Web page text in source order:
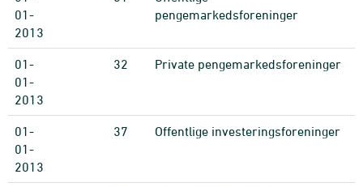
01-
2013
pengemarkedsforeninger
01-
01-
2013
32 Private pengemarkedsforeninger
01-
01-
2013
37 Offentlige investeringsforeninger